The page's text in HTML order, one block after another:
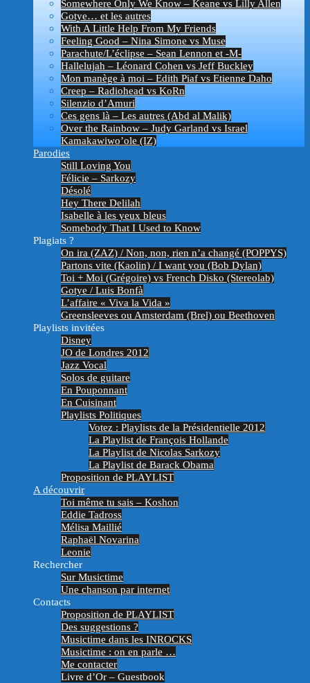
Somewhere Only We Know – Keane vs Lilly Allen
Gotye… et les autres
With A Little Help From My Friends
Feeling Good – Nina Simone vs Muse
Parachute/L’éclipse – Sean Lennon et -M-
Hallelujah – Léonard Cohen vs Jeff Buckley
Mon manège à moi – Edith Piaf vs Etienne Daho
Creep – Radiohead vs KoRn
Silenzio d’Amuri
Ces gens là – Les autres (Abd al Malik)
Over the Rainbow – Judy Garland vs Israel
Kamakawiwo’ole (IZ)
Parodies
Still Loving You
Félicie – Sarkozy
Désolé
Hey There Delilah
Isabelle à les yeux bleus
Somebody That I Used to Know
Plagiats ?
On ira (ZAZ) / Non, non, rien n’a changé (POPPYS)
Partons vite (Kaolin) / I want you (Bob Dylan)
Toi + Moi (Grégoire) vs French Disko (Stereolab)
Gotye / Luis Bonfà
L’affaire « Viva la Vida »
Greensleeves ou Amsterdam (Brel) ou Beethoven
Playlists invitées
Disney
JO de Londres 2012
Jazz Vocal
Solos de guitare
En Pouponnant
En Cuisinant
Playlists Politiques
Votez : Playlists de la Présidentielle 2012
La Playlist de François Hollande
La Playlist de Nicolas Sarkozy
La Playlist de Barack Obama
Proposition de PLAYLIST
A découvrir
Toi même tu sais – Koshon
Eddie Tadross
Mélisa Maillié
Raphaël Novarina
Leonie
Rechercher
Sur Musictime
Une chanson par internet
Contacts
Proposition de PLAYLIST
Des suggestions ?
Musictime dans les INROCKS
Musictime : on en parle …
Me contacter
Livre d’Or – Guestbook